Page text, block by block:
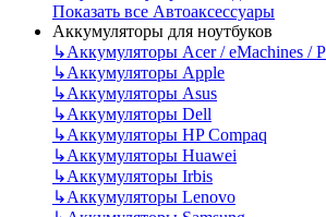
Показать все Автоаксессуары
Аккумуляторы для ноутбуков
↳Аккумуляторы Acer / eMachines /
↳Аккумуляторы Apple
↳Аккумуляторы Asus
↳Аккумуляторы Dell
↳Аккумуляторы HP Compaq
↳Аккумуляторы Huawei
↳Аккумуляторы Irbis
↳Аккумуляторы Lenovo